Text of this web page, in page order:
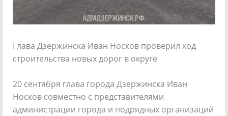
Глава Дзержинска Иван Носков проверил ход
строительства новых дорог в округе
20 сентября глава города Дзержинска Иван
Носков совместно с представителями
администрации города и подрядных организаций